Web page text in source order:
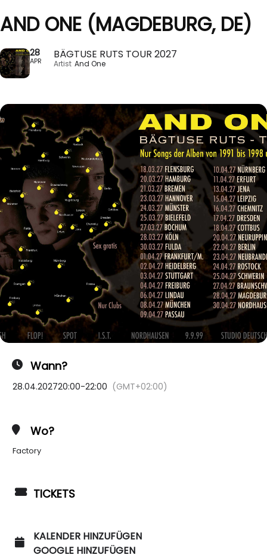
AND ONE (MAGDEBURG, DE)
28
APR BÄGTUSE RUTS TOUR 2027
Artist And One
Wann?
28.04.202720:00-22:00 (GMT+02:00)
Wo?
Factory
TICKETS
KALENDER HINZUFÜGEN
GOOGLE HINZUFÜGEN